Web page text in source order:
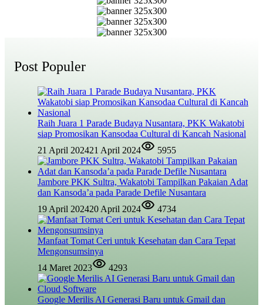
Post Populer
Raih Juara 1 Parade Budaya Nusantara, PKK Wakatobi
siap Promosikan Kansodaa Cultural di Kancah Nasional
21 April 202421 April 2024 5955
Jambore PKK Sultra, Wakatobi Tampilkan Pakaian Adat
dan Kansoda’a pada Parade Defile Nusantara
19 April 202420 April 2024 4734
Manfaat Tomat Ceri untuk Kesehatan dan Cara Tepat
Mengonsumsinya
14 Maret 2023
4293
Google Merilis AI Generasi Baru untuk Gmail dan